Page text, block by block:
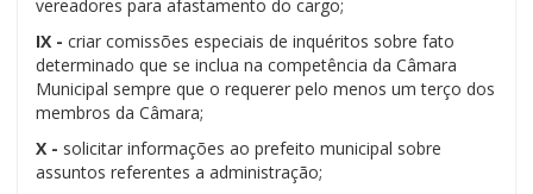
vereadores para afastamento do cargo;
IX - criar comissões especiais de inquéritos sobre fato
determinado que se inclua na competência da Câmara
Municipal sempre que o requerer pelo menos um terço dos
membros da Câmara;
X - solicitar informações ao prefeito municipal sobre
assuntos referentes a administração;